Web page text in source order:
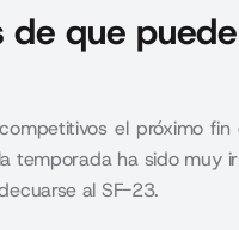
de que
el próximo
temporada ha sido muy
al SF-23.